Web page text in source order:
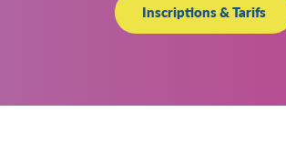
Inscriptions & Tarifs